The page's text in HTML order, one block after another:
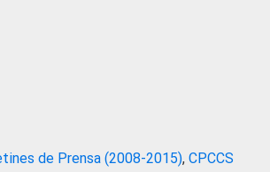
de Prensa (2008-2015), CPCCS